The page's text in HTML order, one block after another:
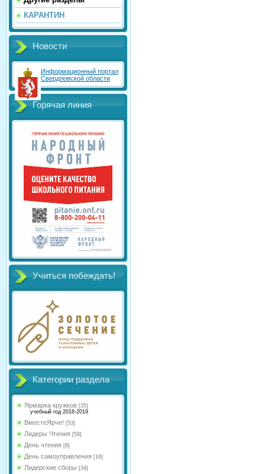
КАРАНТИН
Новости
Информационный портал
Свердловской области
Горячая линия
Учиться побеждать!
Категории раздела
Ярмарка кружков [35]
учебный год 2018-2019
ВместеЯрче! [53]
Лидеры Чтения [59]
День чтения [8]
День самоуправления [16]
Лидерские сборы [34]